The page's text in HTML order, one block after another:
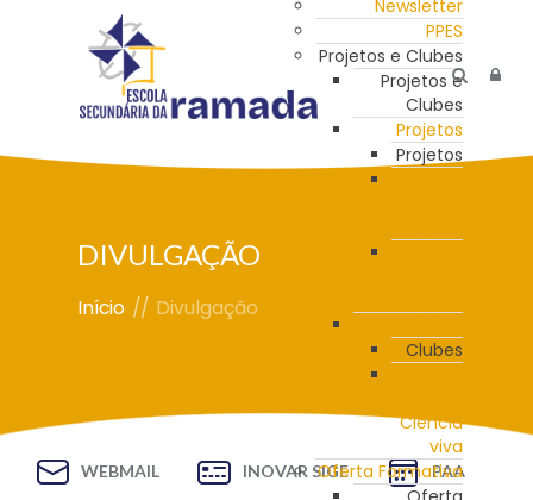
Newsletter
PPES
Projetos e Clubes
Projetos e
Clubes
Projetos
Projetos
Clubes
Ciência
viva
Oferta Formativa
DIVULGAÇÃO
Início // Divulgação
WEBMAIL INOVAR SIGE PAA